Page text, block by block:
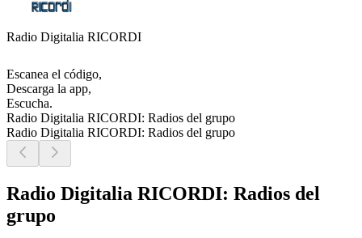
Radio Digitalia RICORDI
Escanea el código,
Descarga la app,
Escucha.
Radio Digitalia RICORDI: Radios del grupo
Radio Digitalia RICORDI: Radios del grupo
Radio Digitalia RICORDI: Radios del
grupo